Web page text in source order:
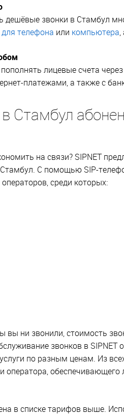
дешёвые звонки в Стамбул
телефона или компьютера,
лицевые счета
платежами, а также с
Стамбул
на связи? SIPNET
С помощью SIP-
среди которых:
вы ни звонили, стоимость
звонков в SIPNET
по разным ценам. Из
оператора,
в списке тарифов выше.